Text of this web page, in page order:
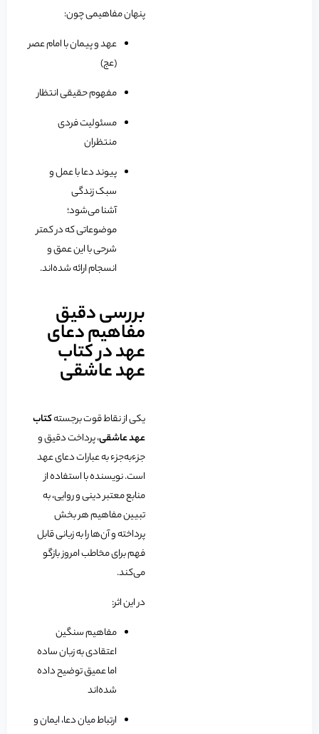
پنهان مفاهیمی چون:
عهد و پیمان با امام عصر
(عج)
مفهوم حقیقی انتظار
مسئولیت فردی
منتظران
پیوند دعا با عمل و
سبک زندگی
آشنا می‌شود؛
موضوعاتی که در کمتر
شرحی با این عمق و
انسجام ارائه شده‌اند.
بررسی دقیق
مفاهیم دعای
عهد در کتاب
عهد عاشقی
یکی از نقاط قوت برجستهکتاب
عهد عاشقی، پرداخت دقیق و
جزءبه‌جزء به عبارات دعای عهد
است. نویسنده با استفاده از
منابع معتبر دینی و روایی، به
تبیین مفاهیم هر بخش
پرداخته و آن‌ها را به زبانی قابل
فهم برای مخاطب امروز بازگو
می‌کند.
در این اثر:
مفاهیم سنگین
اعتقادی به زبان ساده
اما عمیق توضیح داده
شده‌اند
ارتباط میان دعا، ایمان و